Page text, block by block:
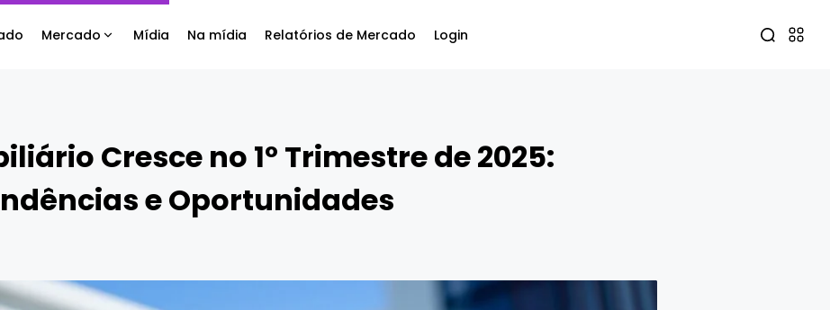
Mercado Mídia Na mídia Relatórios de Mercado Login
Cresce no 1º Trimestre de 2025:
e Oportunidades